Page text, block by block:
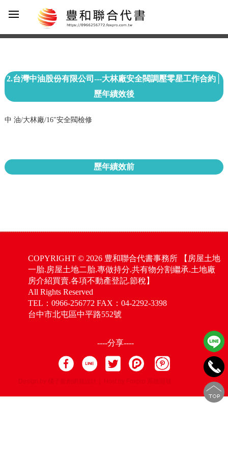
2.台灣中油股份有限公司---大林廠安全閥調壓零星工作合約│
歷年績效後
中 油/大林廠/16"安全閥檢修
歷年績效前
COPYRIGHT © 2026 豊和聯合代書事務所 【房屋土地
一胎.房屋土地二胎.專做持分.共有物分割繼承.土地廠
房介紹買賣.各項不動產登記.節稅】
All Rights Reserved
TEL：0966-256772 FAX：04-2292-3398
台中市北屯區中平路552號
----分享----
Design by 橘子新創網頁設計 Host by Foxpro 系統開發